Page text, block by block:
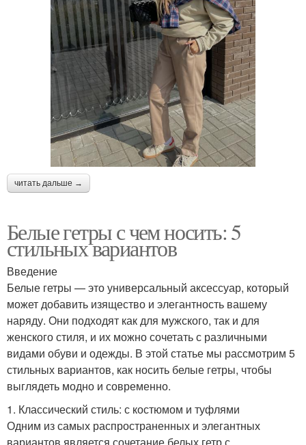
читать дальше →
Белые гетры с чем носить: 5
стильных вариантов
Введение
Белые гетры — это универсальный аксессуар, который
может добавить изящество и элегантность вашему
наряду. Они подходят как для мужского, так и для
женского стиля, и их можно сочетать с различными
видами обуви и одежды. В этой статье мы рассмотрим 5
стильных вариантов, как носить белые гетры, чтобы
выглядеть модно и современно.
1. Классический стиль: с костюмом и туфлями
Одним из самых распространенных и элегантных